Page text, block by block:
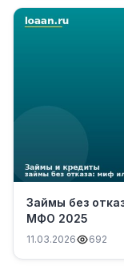
Займы без
МФО 2025
11.03.2026 692